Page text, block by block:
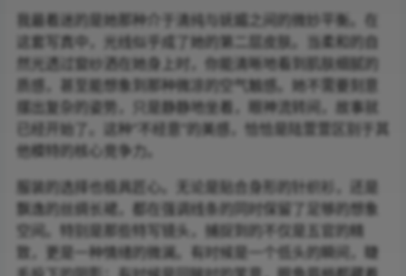
我最着迷的是她那种介于清纯与妩媚之间的微妙平衡。在
这套写真中，光线似乎成了她的第二层皮肤。当柔和的自
然光透过窗纱洒在她身上时，你能清晰地看到肌肤细腻的
质感，甚至能想象到那种微凉的空气触感。她不需要刻意
摆出复杂的姿势，只是静静地坐着，眼神流转间，故事就
已经开始了。这种“不经意”的美感，恰恰是陆萱萱区别于其
他模特的核心竞争力。
服装的选择也极具匠心。无论是贴合身形的针织衫，还是
飘逸的丝绸长裙，都在强调线条的同时保留了足够的想象
空间。特别是那些特写镜头，捕捉到的不仅是五官的精
致，更是一种情绪的微澜。有时候是一个低头的瞬间，睫